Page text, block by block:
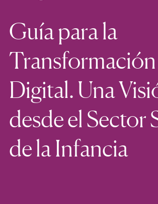
Guía para la
Transformación
Digital. Una
desde el Sector
de la Infancia